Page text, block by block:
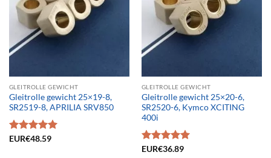
GLEITROLLE GEWICHT
Gleitrolle gewicht 25×19-8,
SR2519-8, APRILIA SRV850
Bewertet
EUR€48.59
GLEITROLLE GEWICHT
Gleitrolle gewicht 25×20-6,
SR2520-6, Kymco XCITING
400i
Bewertet
EUR€36.89